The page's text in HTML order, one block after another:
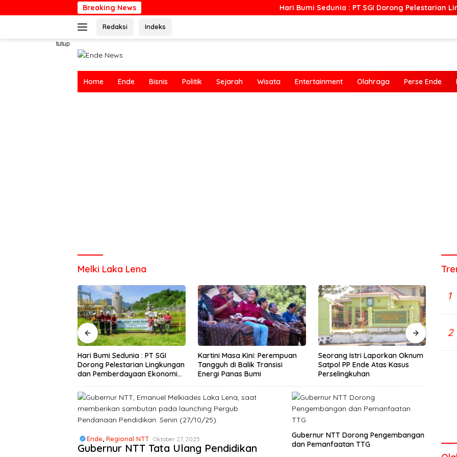
ke
Breaking News Hari Bumi Sedunia : PT SGI Dorong Pelestarian
Redaksi Indeks
tutup
Home Ende Bisnis Politik Sejarah Wisata Entertainment Olahraga Perse Ende
Melki Laka Lena
Kartini Masa Kini: Perempuan
Tangguh di Balik Transisi
Energi Panas Bumi
Seorang Istri Laporkan Oknum
Satpol PP Ende Atas Kasus
Perselingkuhan
Semangat Paskah, PT SGI Beri
Pelayanan Kesehatan Gratis
Bagi Warga
Ende, Regional NTT Oktober 27, 2025
Gubernur NTT Tata Ulang Pendidikan
Gubernur NTT Dorong Pengembangan
dan Pemanfaatan TTG
1
2